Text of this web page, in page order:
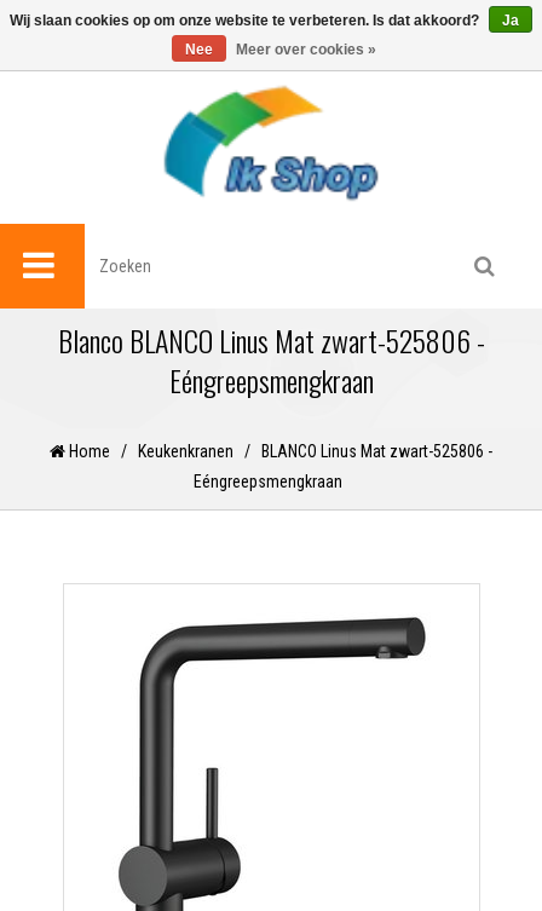
0
Blanco BLANCO Linus Mat zwart-525806 -
Eéngreepsmengkraan
Home / Keukenkranen /
BLANCO Linus Mat zwart-525806 -
Eéngreepsmengkraan
Wij slaan cookies op om onze website te verbeteren. Is dat akkoord?
Ja
Nee
Meer over cookies »